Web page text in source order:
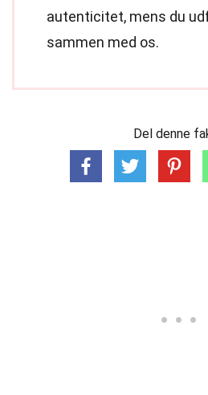
autenticitet, mens du
sammen med os.
Del denne